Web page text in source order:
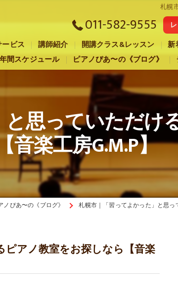
札幌
011-582-9555
･音楽工房G.M.P the 大楽の口コミ情報
･音楽工房G.M.P the 大楽の評判
･音楽工房G.M.P the 大楽のお客様の声
ビス 講師紹介 開講クラス&レッスン 新
年間スケジュール
ピアノぴあ〜の《ブログ》
思っていただけ
音楽工房G.M.P】
ノぴあ〜の《ブログ》 札幌市｜「習ってよかった」と思っ
アノ教室をお探しなら【音楽